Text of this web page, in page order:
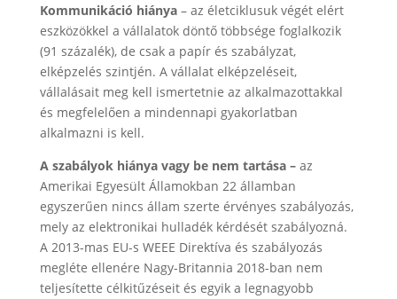
Kommunikáció hiánya– az életciklusuk végét elért
eszközökkel a vállalatok döntő többsége foglalkozik
(91 százalék), de csak a papír és szabályzat,
elképzelés szintjén. A vállalat elképzeléseit,
vállalásait meg kell ismertetnie az alkalmazottakkal
és megfelelően a mindennapi gyakorlatban
alkalmazni is kell.
A szabályok hiánya vagy be nem tartása – az
Amerikai Egyesült Államokban 22 államban
egyszerűen nincs állam szerte érvényes szabályozás,
mely az elektronikai hulladék kérdését szabályozná.
A 2013-mas EU-s WEEE Direktíva és szabályozás
megléte ellenére Nagy-Britannia 2018-ban nem
teljesítette célkitűzéseit és egyik a legnagyobb